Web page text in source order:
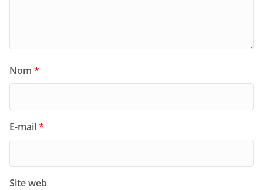
Nom *
E-mail*
Site web